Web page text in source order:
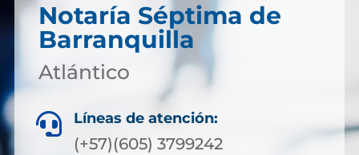
Notaría Séptima de
Barranquilla
Atlántico
 Líneas de atención:
(+57)(605) 3799242